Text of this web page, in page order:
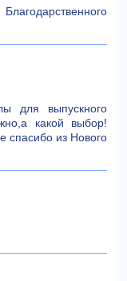
для выпускного
какой выбор!
спасибо из Нового